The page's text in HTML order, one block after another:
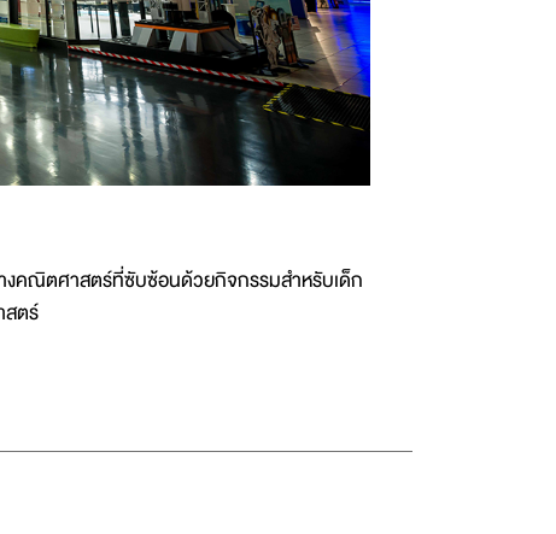
งคณิตศาสตร์ที่ซับซ้อนด้วยกิจกรรมสำหรับเด็ก
สตร์